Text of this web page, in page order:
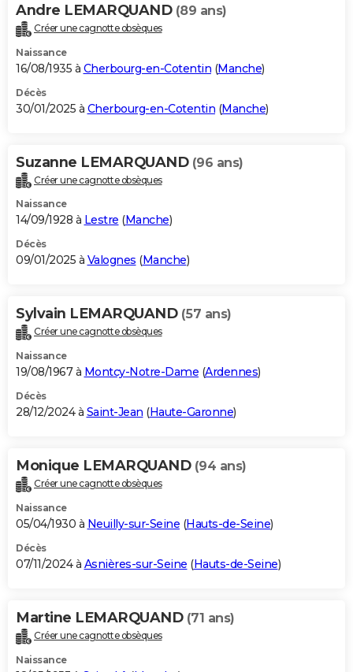
Andre LEMARQUAND (89 ans)
Créer une cagnotte obsèques
Naissance
16/08/1935 à Cherbourg-en-Cotentin (Manche)
Décès
30/01/2025 à Cherbourg-en-Cotentin (Manche)
Suzanne LEMARQUAND (96 ans)
Créer une cagnotte obsèques
Naissance
14/09/1928 à Lestre (Manche)
Décès
09/01/2025 à Valognes (Manche)
Sylvain LEMARQUAND (57 ans)
Créer une cagnotte obsèques
Naissance
19/08/1967 à Montcy-Notre-Dame (Ardennes)
Décès
28/12/2024 à Saint-Jean (Haute-Garonne)
Monique LEMARQUAND (94 ans)
Créer une cagnotte obsèques
Naissance
05/04/1930 à Neuilly-sur-Seine (Hauts-de-Seine)
Décès
07/11/2024 à Asnières-sur-Seine (Hauts-de-Seine)
Martine LEMARQUAND (71 ans)
Créer une cagnotte obsèques
Naissance